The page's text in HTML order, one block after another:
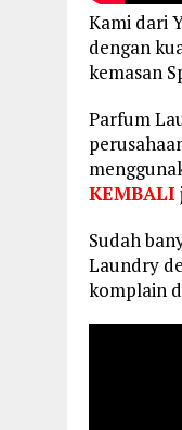
Kami dari
dengan
kemasan
Parfum
KEMBALI
Sudah
Laundry
komplain